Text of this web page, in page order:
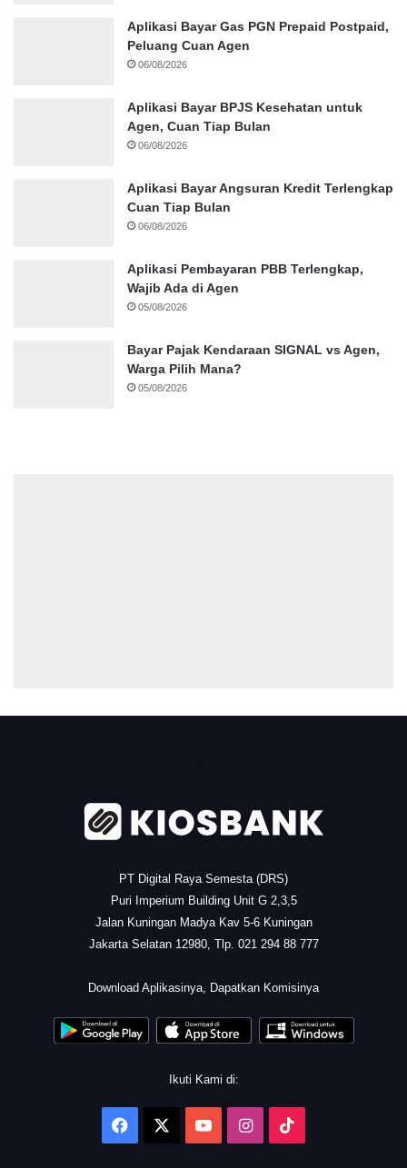
Aplikasi Bayar Gas PGN Prepaid Postpaid,
Peluang Cuan Agen
06/08/2026
Aplikasi Bayar BPJS Kesehatan untuk
Agen, Cuan Tiap Bulan
06/08/2026
Aplikasi Bayar Angsuran Kredit Terlengkap
Cuan Tiap Bulan
06/08/2026
Aplikasi Pembayaran PBB Terlengkap,
Wajib Ada di Agen
05/08/2026
Bayar Pajak Kendaraan SIGNAL vs Agen,
Warga Pilih Mana?
05/08/2026
PT Digital Raya Semesta (DRS)
Puri Imperium Building Unit G 2,3,5
Jalan Kuningan Madya Kav 5-6 Kuningan
Jakarta Selatan 12980, Tlp. 021 294 88 777
Download Aplikasinya, Dapatkan Komisinya
Ikuti Kami di:
Facebook YouTubeInstagram